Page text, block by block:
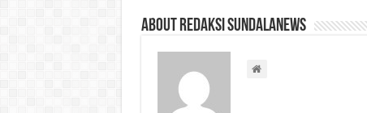
About Redaksi Sundalanews